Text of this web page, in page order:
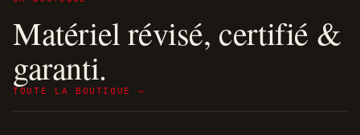
Matériel révisé, certifié &
garanti.
TOUTE LA BOUTIQUE →